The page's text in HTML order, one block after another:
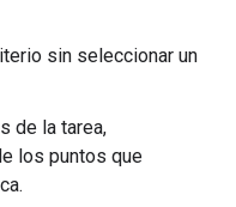
sin seleccionar un
de la tarea,
los puntos que